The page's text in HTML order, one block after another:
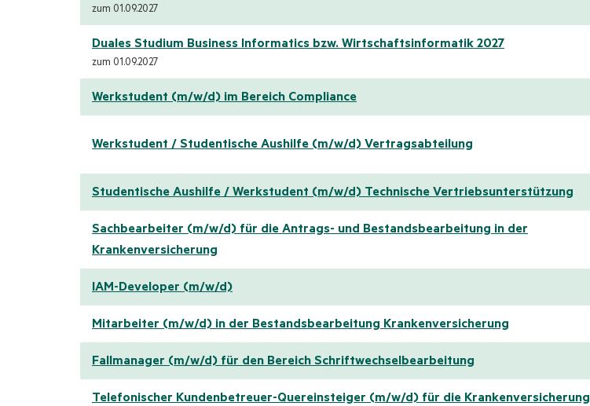
zum 01.09.2027
Duales Studium Business Informatics bzw. Wirtschaftsinformatik 2027
zum 01.09.2027
Werkstudent (m/w/d) im Bereich Compliance
Werkstudent / Studentische Aushilfe (m/w/d) Vertragsabteilung
Studentische Aushilfe / Werkstudent (m/w/d) Technische Vertriebsunterstützung
Sachbearbeiter (m/w/d) für die Antrags- und Bestandsbearbeitung in der
Krankenversicherung
IAM-Developer (m/w/d)
Mitarbeiter (m/w/d) in der Bestandsbearbeitung Krankenversicherung
Fallmanager (m/w/d) für den Bereich Schriftwechselbearbeitung
Telefonischer Kundenbetreuer-Quereinsteiger (m/w/d) für die Krankenversicherung